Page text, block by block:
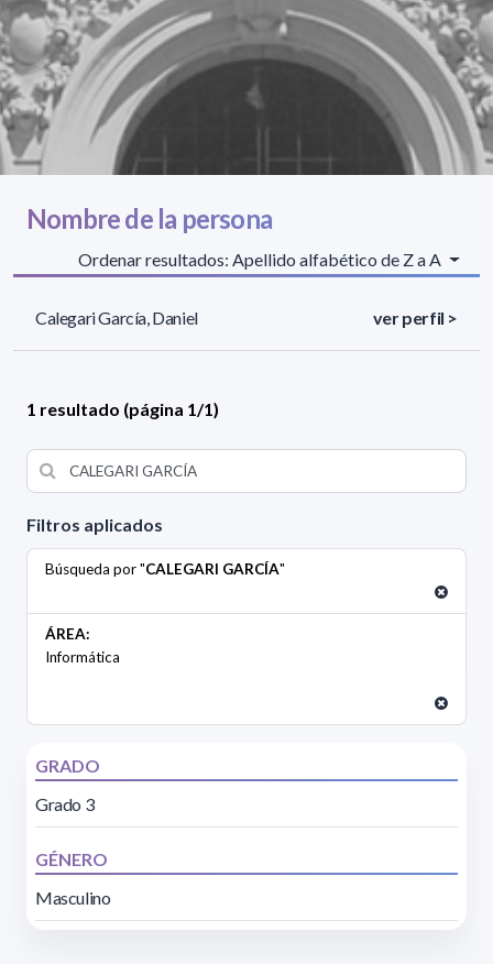
Filtros aplicados
Búsqueda por "CALEGARI GARCÍA"
ÁREA:
Informática
GRADO
Grado 3
GÉNERO
Masculino
Nombre de la persona
Ordenar resultados: Apellido alfabético de Z a A
Calegari García, Daniel ver perfil >
1 resultado (página 1/1)